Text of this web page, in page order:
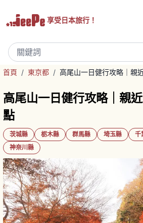
享受日本旅行！
首頁 / 東京都 / 高尾山一日健行攻略｜親
高尾山一日健行攻略｜親
點
茨城縣 栃木縣 群馬縣 埼玉縣 千
神奈川縣